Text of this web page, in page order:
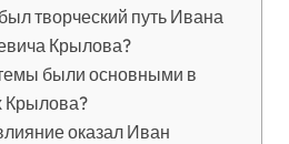
творческий путь Ивана
Крылова?
были основными в
Крылова?
оказал Иван